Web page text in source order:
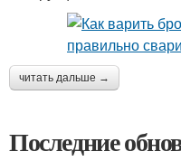
читать дальше →
Последние